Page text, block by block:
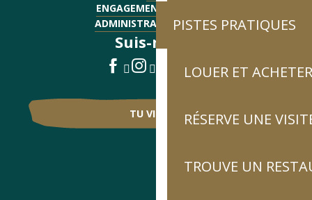
PISTES PRATIQUES
LOUER ET
RÉSERVE UNE
TROUVE UN
ENGAGEMENTS QUALITÉ
ADMINISTRATIF - EMPLOI
Suis-nous !
TU VIENS ?